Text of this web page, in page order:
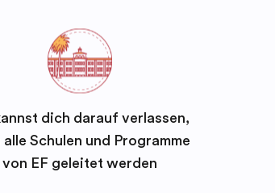
dich darauf verlassen,
alle Schulen und Programme
von EF geleitet werden